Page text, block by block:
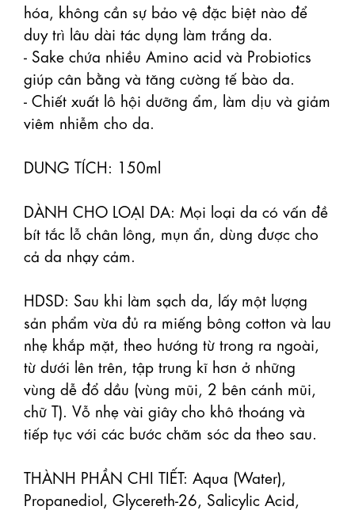
hóa, không cần sự bảo vệ đặc biệt nào để
duy trì lâu dài tác dụng làm trắng da.
- Sake chứa nhiều Amino acid và Probiotics
giúp cân bằng và tăng cường tế bào da.
- Chiết xuất lô hội dưỡng ẩm, làm dịu và giảm
viêm nhiễm cho da.
DUNG TÍCH: 150ml
DÀNH CHO LOẠI DA: Mọi loại da có vấn đề
bít tắc lỗ chân lông, mụn ẩn, dùng được cho
cả da nhạy cảm.
HDSD: Sau khi làm sạch da, lấy một lượng
sản phẩm vừa đủ ra miếng bông cotton và lau
nhẹ khắp mặt, theo hướng từ trong ra ngoài,
từ dưới lên trên, tập trung kĩ hơn ở những
vùng dễ đổ dầu (vùng mũi, 2 bên cánh mũi,
chữ T). Vỗ nhẹ vài giây cho khô thoáng và
tiếp tục với các bước chăm sóc da theo sau.
THÀNH PHẦN CHI TIẾT: Aqua (Water),
Propanediol, Glycereth-26, Salicylic Acid,